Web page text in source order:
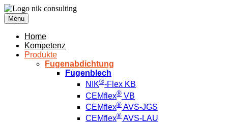
Menu
Home
Kompetenz
Produkte
Fugenabdichtung
Fugenblech
NIK®-Flex KB
CEMflex® VB
CEMflex® AVS-JGS
CEMflex® AVS-LAU